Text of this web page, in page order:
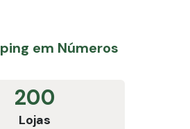
em Números
200
Lojas